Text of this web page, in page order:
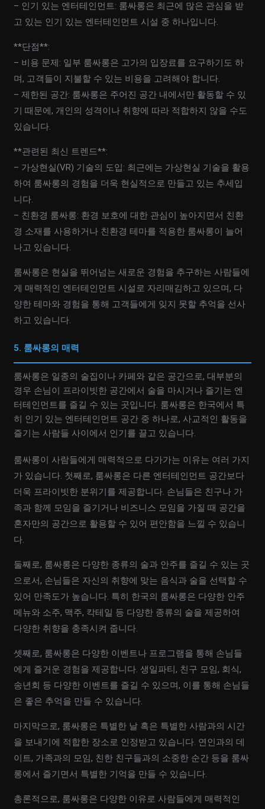
– 인기 있는 엔터테인먼트: 룸싸롱은 최근에 많은 관심을 받
고 있는 인기 있는 엔터테인먼트 시설 중 하나입니다.
**단점**:
– 비용 문제: 일부 룸싸롱은 고가의 입장료를 요구하기도 하
며, 고객들이 지불할 수 있는 비용을 고려해야 합니다.
– 제한된 공간: 룸싸롱은 주어진 공간 내에서만 활동할 수 있
기 때문에, 개인의 성격이나 취향에 따라 적합하지 않을 수도
있습니다.
**관련된 최신 트렌드**:
– 가상현실(VR) 기술의 도입: 최근에는 가상현실 기술을 활용
하여 룸싸롱의 경험을 더욱 현실적으로 만들고 있는 추세입
니다.
– 친환경 룸싸롱: 환경 보호에 대한 관심이 높아지면서 친환
경 소재를 사용하거나 친환경 테마를 적용한 룸싸롱이 늘어
나고 있습니다.
룸싸롱은 현실을 뛰어넘는 새로운 경험을 추구하는 사람들에
게 매력적인 엔터테인먼트 시설로 자리매김하고 있으며, 다
양한 테마와 경험을 통해 고객들에게 잊지 못할 추억을 선사
하고 있습니다.
5. 룸싸롱의 매력
룸싸롱은 일종의 술집이나 카페와 같은 공간으로, 대부분의
경우 손님이 프라이빗한 공간에서 술을 마시거나 즐기는 엔
터테인먼트를 즐길 수 있는 곳입니다. 룸싸롱은 한국에서 특
히 인기 있는 엔터테인먼트 공간 중 하나로, 사교적인 활동을
즐기는 사람들 사이에서 인기를 끌고 있습니다.
룸싸롱이 사람들에게 매력적으로 다가가는 이유는 여러 가지
가 있습니다. 첫째로, 룸싸롱은 다른 엔터테인먼트 공간보다
더욱 프라이빗한 분위기를 제공합니다. 손님들은 친구나 가
족과 함께 모임을 즐기거나 비즈니스 모임을 가질 때 공간을
혼자만의 공간으로 활용할 수 있어 편안함을 느낄 수 있습니
다.
둘째로, 룸싸롱은 다양한 종류의 술과 안주를 즐길 수 있는 곳
으로서, 손님들은 자신의 취향에 맞는 음식과 술을 선택할 수
있어 만족도가 높습니다. 특히 한국의 룸싸롱은 다양한 안주
메뉴와 소주, 맥주, 칵테일 등 다양한 종류의 술을 제공하여
다양한 취향을 충족시켜 줍니다.
셋째로, 룸싸롱은 다양한 이벤트나 프로그램을 통해 손님들
에게 즐거운 경험을 제공합니다. 생일파티, 친구 모임, 회식,
송년회 등 다양한 이벤트를 즐길 수 있으며, 이를 통해 손님들
은 좋은 추억을 만들 수 있습니다.
마지막으로, 룸싸롱은 특별한 날 혹은 특별한 사람과의 시간
을 보내기에 적합한 장소로 인정받고 있습니다. 연인과의 데
이트, 가족과의 모임, 친한 친구들과의 소중한 순간 등을 룸싸
롱에서 즐기면서 특별한 기억을 만들 수 있습니다.
총론적으로, 룸싸롱은 다양한 이유로 사람들에게 매력적인